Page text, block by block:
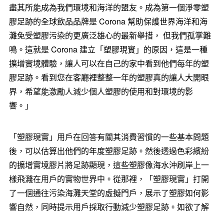
盡其所能成為我們環境和海洋的盟友。成為第一個淨零塑
膠足跡的全球飲品品牌是 Corona 幫助保護世界海洋和海
灘免受塑膠污染的更廣泛雄心的最新舉措， 但我們孤掌難
鳴。這就是 Corona 建立「塑膠現實」的原因，這是一種
擴增實境體驗，讓人可以在自己的家中看到他們每年的塑
膠足跡。看到您在客廳裡整整一年的塑膠真的讓人大開眼
界，希望能激勵人減少個人塑膠的使用和對環境的影
響。」
「塑膠現實」用戶在回答有關其消費習慣的一些基本問題
後，可以估算出他們的年度塑膠足跡。然後透過色彩繽紛
的擴增實境膠片將足跡顯現，這些塑膠像海水沖刷岸上一
樣飛濺在用戶的實物世界中。從那裡，「塑膠現實」打開
了一個通往污染海灘天堂的虛擬門戶，展示了塑膠如何影
響自然，同時提示用戶採取行動減少塑膠足跡。如欲了解